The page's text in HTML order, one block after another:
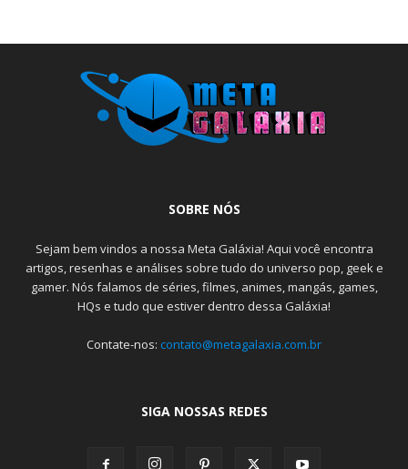
SOBRE NÓS
Sejam bem vindos a nossa Meta Galáxia! Aqui você encontra
artigos, resenhas e análises sobre tudo do universo pop, geek e
gamer. Nós falamos de séries, filmes, animes, mangás, games,
HQs e tudo que estiver dentro dessa Galáxia!
Contate-nos: contato@metagalaxia.com.br
SIGA NOSSAS REDES